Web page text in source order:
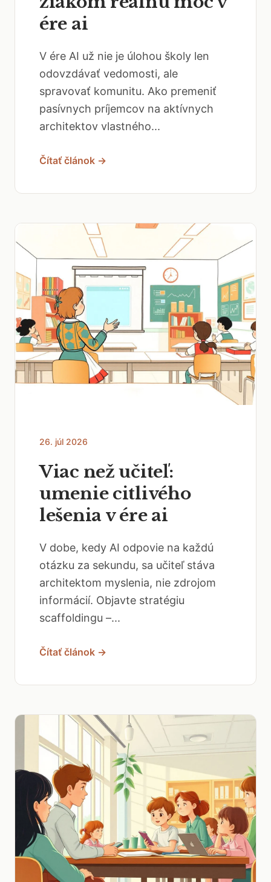
ére ai
V ére AI už nie je úlohou školy len
odovzdávať vedomosti, ale
spravovať komunitu. Ako premeniť
pasívnych príjemcov na aktívnych
architektov vlastného...
Čítať článok →
26. júl 2026
Viac než učiteľ:
umenie citlivého
lešenia v ére ai
V dobe, kedy AI odpovie na každú
otázku za sekundu, sa učiteľ stáva
architektom myslenia, nie zdrojom
informácií. Objavte stratégiu
scaffoldingu –...
Čítať článok →